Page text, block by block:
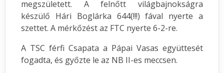
megszületett. A felnőtt világbajnokságra
készülő Hári Boglárka 644(!!!) fával nyerte a
szettet. A mérkőzést az FTC nyerte 6-2-re.
A TSC férfi Csapata a Pápai Vasas együttesét
fogadta, és győzte le az NB II-es meccsen.